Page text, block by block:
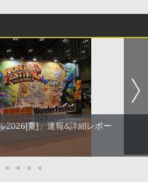
2026[夏]」速報&詳細レポー
● ● ● ●